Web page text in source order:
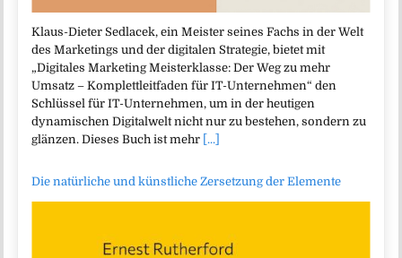
Klaus-Dieter Sedlacek, ein Meister seines Fachs in der Welt
des Marketings und der digitalen Strategie, bietet mit
„Digitales Marketing Meisterklasse: Der Weg zu mehr
Umsatz – Komplettleitfaden für IT-Unternehmen“ den
Schlüssel für IT-Unternehmen, um in der heutigen
dynamischen Digitalwelt nicht nur zu bestehen, sondern zu
glänzen. Dieses Buch ist mehr [...]
Die natürliche und künstliche Zersetzung der Elemente